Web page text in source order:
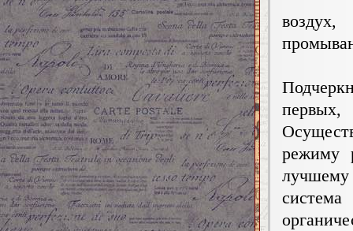
воздух,
первых,
режиму
лучшему